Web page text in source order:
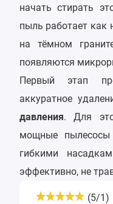
начать стирать
пыль работает как
на тёмном
появляются
Первый этап
аккуратное
давления. Для
мощные
гибкими
эффективно, не
(5/1)